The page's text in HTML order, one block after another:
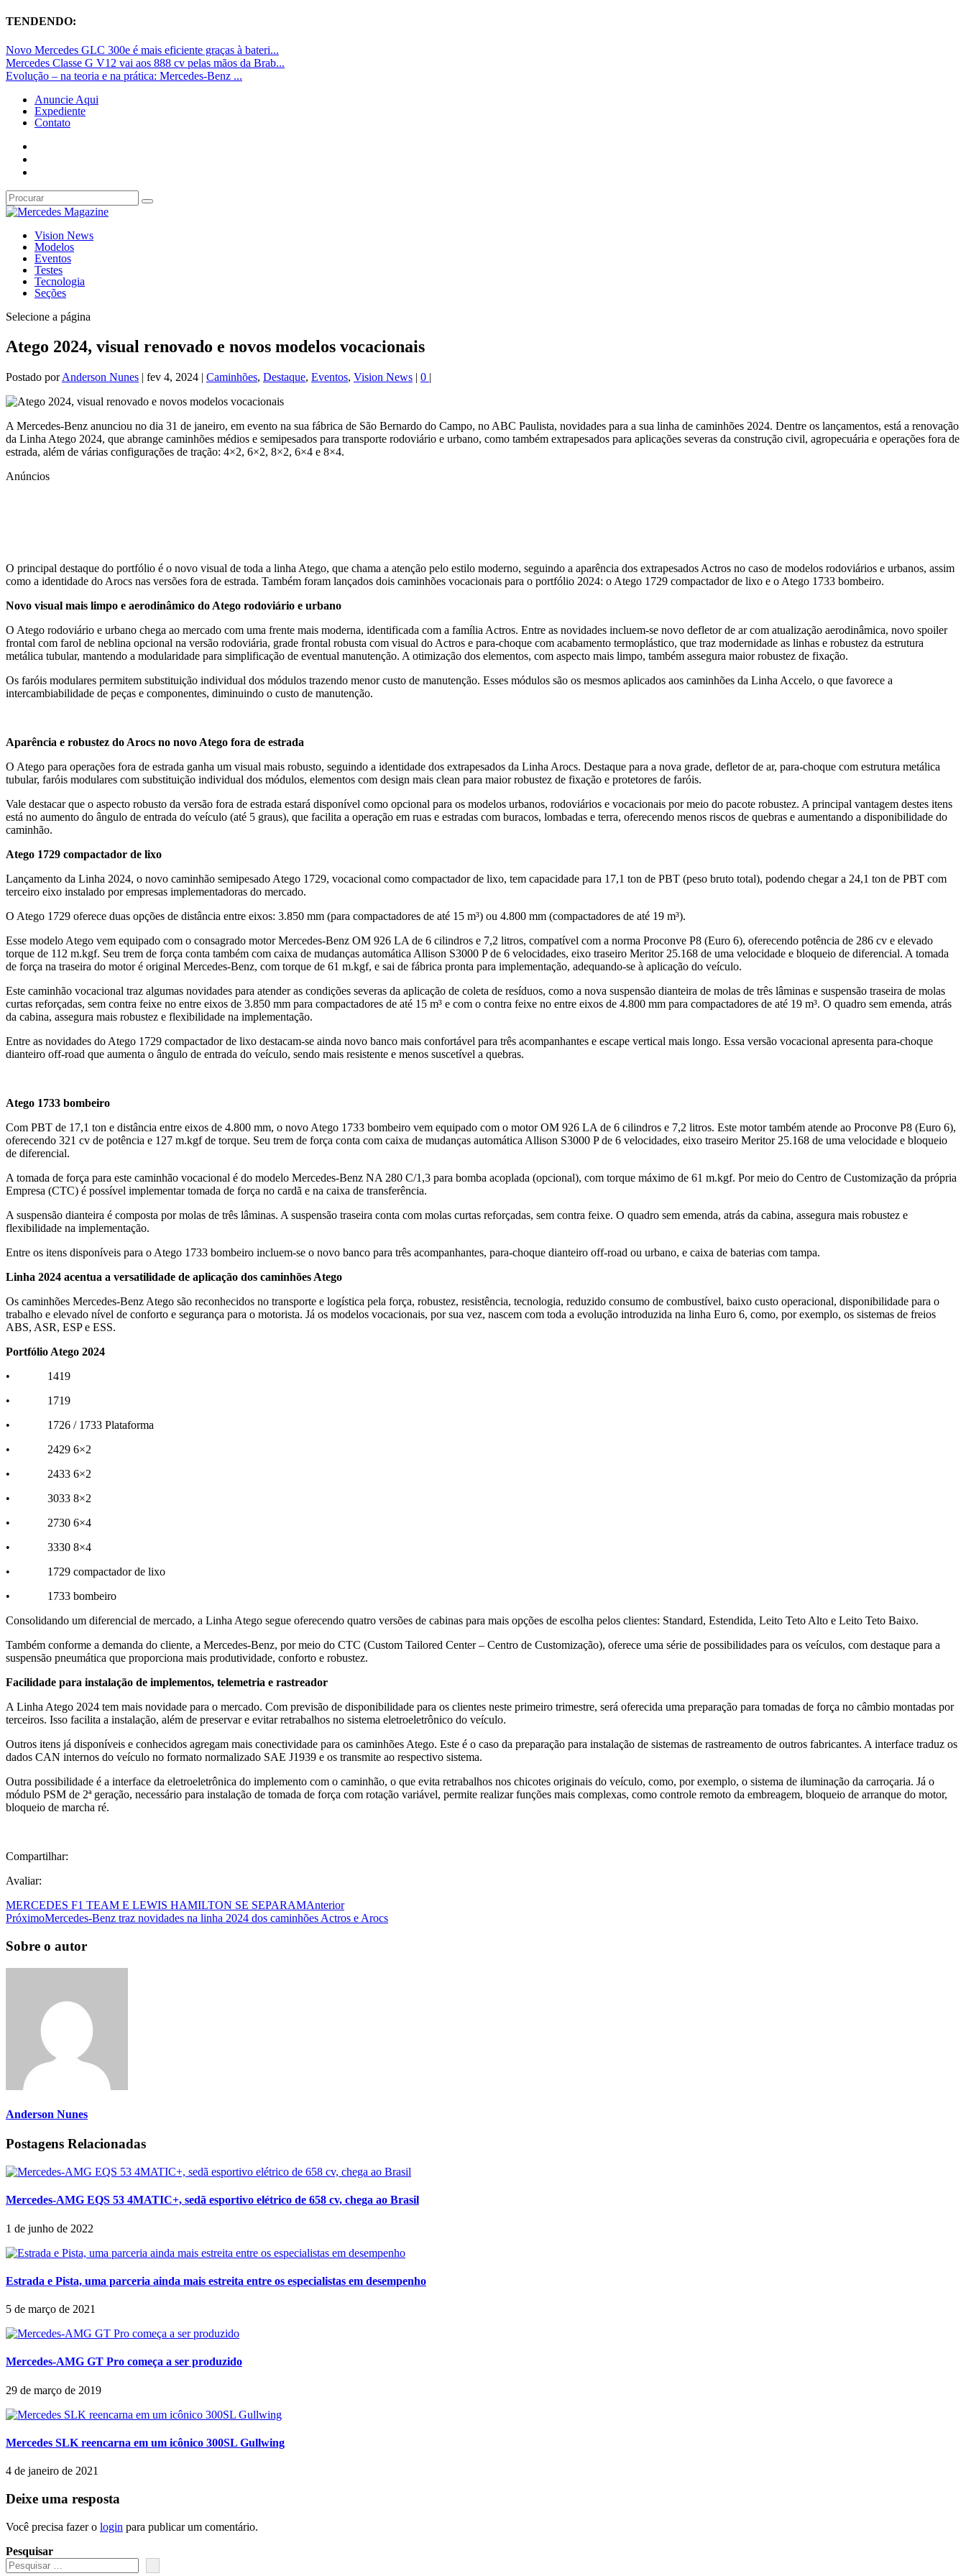
TENDENDO:
Novo Mercedes GLC 300e é mais eficiente graças à bateri...
Mercedes Classe G V12 vai aos 888 cv pelas mãos da Brab...
Evolução – na teoria e na prática: Mercedes-Benz ...
Anuncie Aqui
Expediente
Contato
Vision News
Modelos
Eventos
Testes
Tecnologia
Seções
Selecione a página
Atego 2024, visual renovado e novos modelos vocacionais
Postado porAnderson Nunes | fev 4, 2024 | Caminhões, Destaque, Eventos, Vision News | 0 |
A Mercedes-Benz anunciou no dia 31 de janeiro, em evento na sua fábrica de São Bernardo do Campo, no ABC Paulista, novidades para a sua linha de caminhões 2024. Dentre os lançamentos, está a renovação
da Linha Atego 2024, que abrange caminhões médios e semipesados para transporte rodoviário e urbano, como também extrapesados para aplicações severas da construção civil, agropecuária e operações fora de
estrada, além de várias configurações de tração: 4×2, 6×2, 8×2, 6×4 e 8×4.
Anúncios
O principal destaque do portfólio é o novo visual de toda a linha Atego, que chama a atenção pelo estilo moderno, seguindo a aparência dos extrapesados Actros no caso de modelos rodoviários e urbanos, assim
como a identidade do Arocs nas versões fora de estrada. Também foram lançados dois caminhões vocacionais para o portfólio 2024: o Atego 1729 compactador de lixo e o Atego 1733 bombeiro.
Novo visual mais limpo e aerodinâmico do Atego rodoviário e urbano
O Atego rodoviário e urbano chega ao mercado com uma frente mais moderna, identificada com a família Actros. Entre as novidades incluem-se novo defletor de ar com atualização aerodinâmica, novo spoiler
frontal com farol de neblina opcional na versão rodoviária, grade frontal robusta com visual do Actros e para-choque com acabamento termoplástico, que traz modernidade as linhas e robustez da estrutura
metálica tubular, mantendo a modularidade para simplificação de eventual manutenção. A otimização dos elementos, com aspecto mais limpo, também assegura maior robustez de fixação.
Os faróis modulares permitem substituição individual dos módulos trazendo menor custo de manutenção. Esses módulos são os mesmos aplicados aos caminhões da Linha Accelo, o que favorece a
intercambiabilidade de peças e componentes, diminuindo o custo de manutenção.
Aparência e robustez do Arocs no novo Atego fora de estrada
O Atego para operações fora de estrada ganha um visual mais robusto, seguindo a identidade dos extrapesados da Linha Arocs. Destaque para a nova grade, defletor de ar, para-choque com estrutura metálica
tubular, faróis modulares com substituição individual dos módulos, elementos com design mais clean para maior robustez de fixação e protetores de faróis.
Vale destacar que o aspecto robusto da versão fora de estrada estará disponível como opcional para os modelos urbanos, rodoviários e vocacionais por meio do pacote robustez. A principal vantagem destes itens
está no aumento do ângulo de entrada do veículo (até 5 graus), que facilita a operação em ruas e estradas com buracos, lombadas e terra, oferecendo menos riscos de quebras e aumentando a disponibilidade do
caminhão.
Atego 1729 compactador de lixo
Lançamento da Linha 2024, o novo caminhão semipesado Atego 1729, vocacional como compactador de lixo, tem capacidade para 17,1 ton de PBT (peso bruto total), podendo chegar a 24,1 ton de PBT com
terceiro eixo instalado por empresas implementadoras do mercado.
O Atego 1729 oferece duas opções de distância entre eixos: 3.850 mm (para compactadores de até 15 m³) ou 4.800 mm (compactadores de até 19 m³).
Esse modelo Atego vem equipado com o consagrado motor Mercedes-Benz OM 926 LA de 6 cilindros e 7,2 litros, compatível com a norma Proconve P8 (Euro 6), oferecendo potência de 286 cv e elevado
torque de 112 m.kgf. Seu trem de força conta também com caixa de mudanças automática Allison S3000 P de 6 velocidades, eixo traseiro Meritor 25.168 de uma velocidade e bloqueio de diferencial. A tomada
de força na traseira do motor é original Mercedes-Benz, com torque de 61 m.kgf, e sai de fábrica pronta para implementação, adequando-se à aplicação do veículo.
Este caminhão vocacional traz algumas novidades para atender as condições severas da aplicação de coleta de resíduos, como a nova suspensão dianteira de molas de três lâminas e suspensão traseira de molas
curtas reforçadas, sem contra feixe no entre eixos de 3.850 mm para compactadores de até 15 m³ e com o contra feixe no entre eixos de 4.800 mm para compactadores de até 19 m³. O quadro sem emenda, atrás
da cabina, assegura mais robustez e flexibilidade na implementação.
Entre as novidades do Atego 1729 compactador de lixo destacam-se ainda novo banco mais confortável para três acompanhantes e escape vertical mais longo. Essa versão vocacional apresenta para-choque
dianteiro off-road que aumenta o ângulo de entrada do veículo, sendo mais resistente e menos suscetível a quebras.
Atego 1733 bombeiro
Com PBT de 17,1 ton e distância entre eixos de 4.800 mm, o novo Atego 1733 bombeiro vem equipado com o motor OM 926 LA de 6 cilindros e 7,2 litros. Este motor também atende ao Proconve P8 (Euro 6),
oferecendo 321 cv de potência e 127 m.kgf de torque. Seu trem de força conta com caixa de mudanças automática Allison S3000 P de 6 velocidades, eixo traseiro Meritor 25.168 de uma velocidade e bloqueio
de diferencial.
A tomada de força para este caminhão vocacional é do modelo Mercedes-Benz NA 280 C/1,3 para bomba acoplada (opcional), com torque máximo de 61 m.kgf. Por meio do Centro de Customização da própria
Empresa (CTC) é possível implementar tomada de força no cardã e na caixa de transferência.
A suspensão dianteira é composta por molas de três lâminas. A suspensão traseira conta com molas curtas reforçadas, sem contra feixe. O quadro sem emenda, atrás da cabina, assegura mais robustez e
flexibilidade na implementação.
Entre os itens disponíveis para o Atego 1733 bombeiro incluem-se o novo banco para três acompanhantes, para-choque dianteiro off-road ou urbano, e caixa de baterias com tampa.
Linha 2024 acentua a versatilidade de aplicação dos caminhões Atego
Os caminhões Mercedes-Benz Atego são reconhecidos no transporte e logística pela força, robustez, resistência, tecnologia, reduzido consumo de combustível, baixo custo operacional, disponibilidade para o
trabalho e elevado nível de conforto e segurança para o motorista. Já os modelos vocacionais, por sua vez, nascem com toda a evolução introduzida na linha Euro 6, como, por exemplo, os sistemas de freios
ABS, ASR, ESP e ESS.
Portfólio Atego 2024
• 1419
• 1719
• 1726 / 1733 Plataforma
• 2429 6×2
• 2433 6×2
• 3033 8×2
• 2730 6×4
• 3330 8×4
• 1729 compactador de lixo
• 1733 bombeiro
Consolidando um diferencial de mercado, a Linha Atego segue oferecendo quatro versões de cabinas para mais opções de escolha pelos clientes: Standard, Estendida, Leito Teto Alto e Leito Teto Baixo.
Também conforme a demanda do cliente, a Mercedes-Benz, por meio do CTC (Custom Tailored Center – Centro de Customização), oferece uma série de possibilidades para os veículos, com destaque para a
suspensão pneumática que proporciona mais produtividade, conforto e robustez.
Facilidade para instalação de implementos, telemetria e rastreador
A Linha Atego 2024 tem mais novidade para o mercado. Com previsão de disponibilidade para os clientes neste primeiro trimestre, será oferecida uma preparação para tomadas de força no câmbio montadas por
terceiros. Isso facilita a instalação, além de preservar e evitar retrabalhos no sistema eletroeletrônico do veículo.
Outros itens já disponíveis e conhecidos agregam mais conectividade para os caminhões Atego. Este é o caso da preparação para instalação de sistemas de rastreamento de outros fabricantes. A interface traduz os
dados CAN internos do veículo no formato normalizado SAE J1939 e os transmite ao respectivo sistema.
Outra possibilidade é a interface da eletroeletrônica do implemento com o caminhão, o que evita retrabalhos nos chicotes originais do veículo, como, por exemplo, o sistema de iluminação da carroçaria. Já o
módulo PSM de 2ª geração, necessário para instalação de tomada de força com rotação variável, permite realizar funções mais complexas, como controle remoto da embreagem, bloqueio de arranque do motor,
bloqueio de marcha ré.
Compartilhar:
Avaliar:
MERCEDES F1 TEAM E LEWIS HAMILTON SE SEPARAMAnterior
PróximoMercedes-Benz traz novidades na linha 2024 dos caminhões Actros e Arocs
Sobre o autor
Anderson Nunes
Postagens Relacionadas
Mercedes-AMG EQS 53 4MATIC+, sedã esportivo elétrico de 658 cv, chega ao Brasil
1 de junho de 2022
Estrada e Pista, uma parceria ainda mais estreita entre os especialistas em desempenho
5 de março de 2021
Mercedes-AMG GT Pro começa a ser produzido
29 de março de 2019
Mercedes SLK reencarna em um icônico 300SL Gullwing
4 de janeiro de 2021
Deixe uma resposta
Você precisa fazer o login para publicar um comentário.
Pesquisar